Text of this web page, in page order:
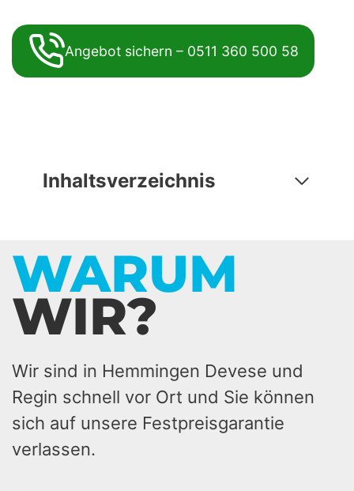
Angebot sichern – 0511 360 500 58
Inhaltsverzeichnis
WARUM
WIR?
Wir sind in Hemmingen Devese und
Regin schnell vor Ort und Sie können
sich auf unsere Festpreisgarantie
verlassen.